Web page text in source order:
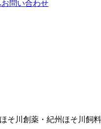
お問い合わせ